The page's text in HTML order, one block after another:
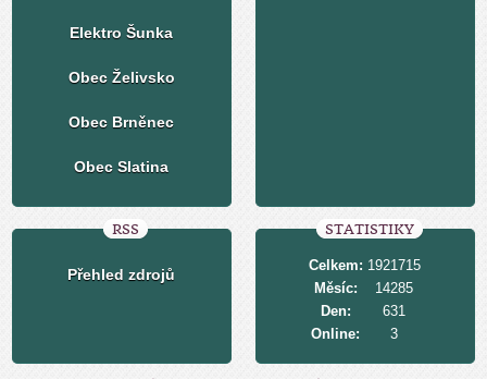
Elektro Šunka
Obec Želivsko
Obec Brněnec
Obec Slatina
RSS
Přehled zdrojů
STATISTIKY
Online: 3
Celkem: 1921715
Měsíc:
14285
Den:
631